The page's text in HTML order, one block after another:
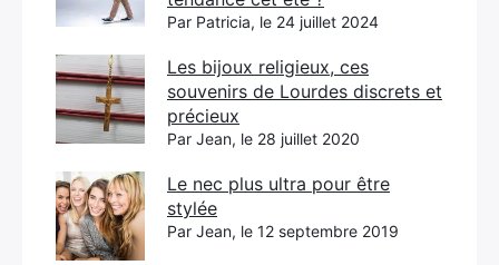
Par Patricia, le 24 juillet 2024
Les bijoux religieux, ces
souvenirs de Lourdes discrets et
précieux
Par Jean, le 28 juillet 2020
Le nec plus ultra pour être
stylée
Par Jean, le 12 septembre 2019